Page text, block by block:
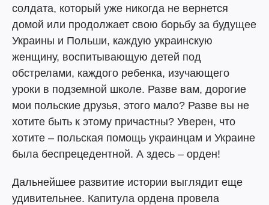
солдата, который уже никогда не вернется
домой или продолжает свою борьбу за будущее
Украины и Польши, каждую украинскую
женщину, воспитывающую детей под
обстрелами, каждого ребенка, изучающего
уроки в подземной школе. Разве вам, дорогие
мои польские друзья, этого мало? Разве вы не
хотите быть к этому причастны? Уверен, что
хотите – польская помощь украинцам и Украине
была беспрецедентной. А здесь – орден!
Дальнейшее развитие истории выглядит еще
удивительнее. Капитула ордена провела